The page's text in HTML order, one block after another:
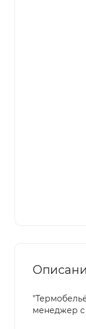
менеджер с